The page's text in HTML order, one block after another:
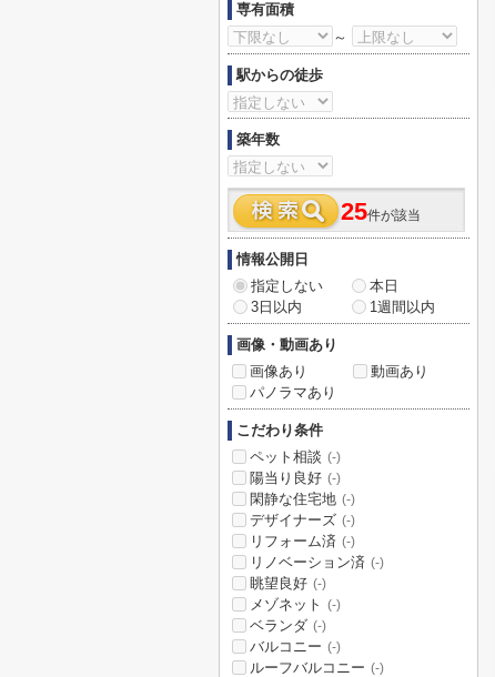
専有面積
～
駅からの徒歩
築年数
25件が該当
情報公開日
指定しない
本日
3日以内
1週間以内
画像・動画あり
画像あり
動画あり
パノラマあり
こだわり条件
ペット相談 (-)
陽当り良好 (-)
閑静な住宅地 (-)
デザイナーズ (-)
リフォーム済 (-)
リノベーション済 (-)
眺望良好 (-)
メゾネット (-)
ベランダ (-)
バルコニー (-)
ルーフバルコニー (-)